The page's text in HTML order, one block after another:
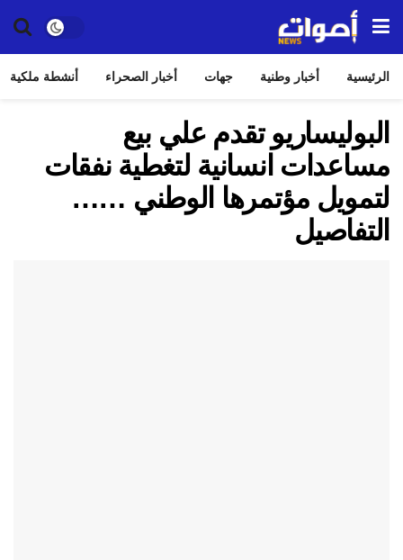
الرئيسية أخبار وطنية جهات أخبار الصحراء أنشطة ملكية
البوليساريو تقدم علي بيع
مساعدات انسانية لتغطية نفقات
لتمويل مؤتمرها الوطني ……
التفاصيل